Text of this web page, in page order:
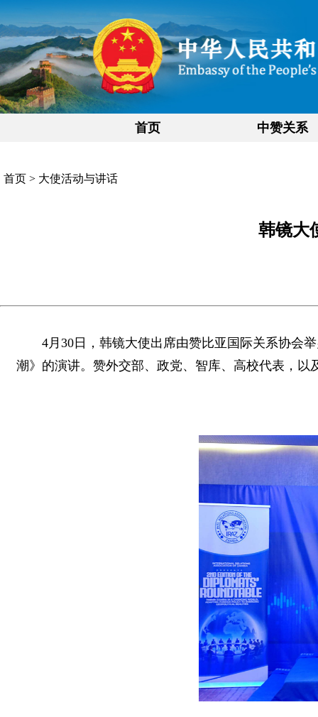
首页 中赞关系
首页 > 大使活动与讲话
韩镜大
4月30日，韩镜大使出席由赞比亚国际关系协会
潮》的演讲。赞外交部、政党、智库、高校代表，